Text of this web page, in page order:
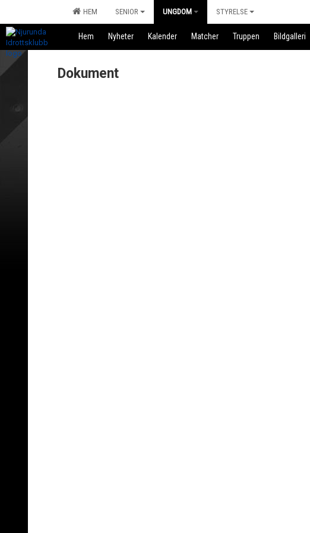
HEM SENIOR UNGDOM STYRELSE
Hem Nyheter Kalender Matcher Truppen Bildgalleri
Dokument